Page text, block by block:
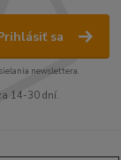
sa
newslettera.
14-30 dní.